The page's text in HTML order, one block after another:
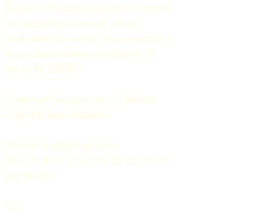
Выдано Федеральной службой
по надзору в сфере связи,
информационных технологий и
массовых коммуникаций 06
августа 2009 г.
Главный редактор — Грачев
Сергей Викторович.
Почта: mail@5uglov.ru
Тел. 8 (812) 274-35-25 (c 12.00
до 18.00)
12+